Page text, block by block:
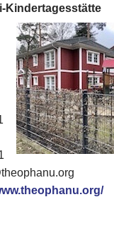
Kindertagesstätte